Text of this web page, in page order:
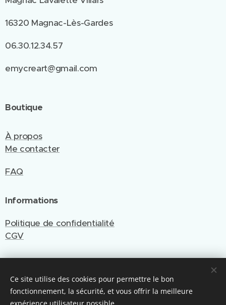
16320 Magnac-Lès-Gardes
06.30.12.34.57
emycreart@gmail.com
Boutique
À propos
Me contacter
FAQ
Informations
Politique de confidentialité
CGV
Site créé et géré par Emy Cré'Art
Optimisé par Webnode
Cookies
Ce site utilise des cookies pour permettre le bon
fonctionnement, la sécurité, et vous offrir la meilleure